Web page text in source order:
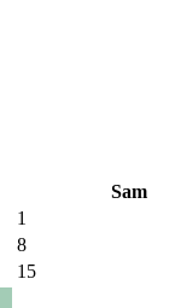
Sam
1
8
15